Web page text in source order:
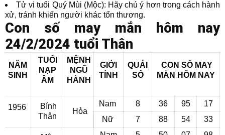
Tử vi tuổi Quý Mùi (Mộc): Hãy chú ý hơn trong cách hành
xử, tránh khiến người khác tổn thương.
Con số may mắn hôm nay
24/2/2024 tuổi Thân
NĂM
SINH
TUỔI
NẠP
ÂM
MỆNH
NGŨ
HÀNH
GIỚI
TÍNH
QUÁI
SỐ
CON SỐ MAY
MẮN HÔM NAY
1956
Bính
Thân
Hỏa
Nam 8 36 95
17
Nữ
7 88 54 33